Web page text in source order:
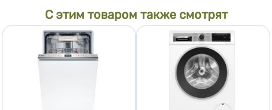
С этим товаром также смотрят